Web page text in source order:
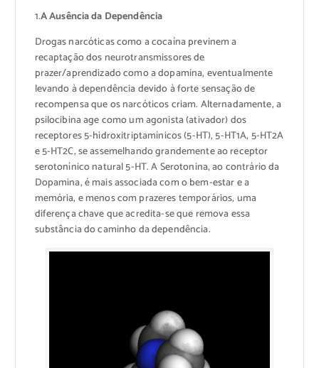
1.A Ausência da Dependência
Drogas narcóticas como a cocaína previnem a
recaptação dos neurotransmissores de
prazer/aprendizado como a dopamina, eventualmente
levando à dependência devido à forte sensação de
recompensa que os narcóticos criam. Alternadamente, a
psilocibina age como um agonista (ativador) dos
receptores 5-hidroxitriptamínicos (5-HT), 5-HT1A, 5-HT2A
e 5-HT2C, se assemelhando grandemente ao receptor
serotonínico natural 5-HT. A Serotonina, ao contrário da
Dopamina, é mais associada com o bem-estar e a
memória, e menos com prazeres temporários, uma
diferença chave que acredita-se que remova essa
substância do caminho da dependência.